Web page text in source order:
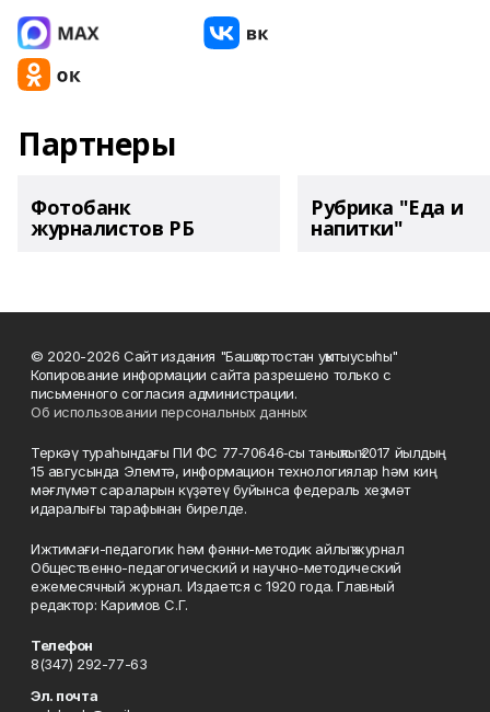
Партнеры
Фотобанк
журналистов РБ
Рубрика "Еда и
напитки"
© 2020-2026 Сайт издания "Башҡортостан уҡытыусыһы"
Копирование информации сайта разрешено только с
письменного согласия администрации.
Об использовании персональных данных
Теркәү тураһындағы ПИ ФС 77‑70646‑сы таныҡлыҡ 2017 йылдың
15 авгусында Элемтә, информацион технологиялар һәм киң
мәғлүмәт сараларын күҙәтеү буйынса федераль хеҙмәт
идаралығы тарафынан бирелде.
Ижтимағи-педагогик һәм фәнни-методик айлыҡ журнал
Общественно-педагогический и научно-методический
ежемесячный журнал. Издается с 1920 года. Главный
редактор: Каримов С.Г.
Телефон
8(347) 292-77-63
Эл. почта